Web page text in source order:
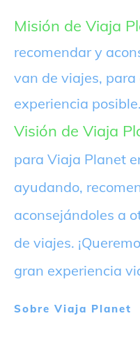
Misión de Viaja
recomendar y
van de viajes,
experiencia posible.
Visión de Viaja
para Viaja Planet
ayudando,
aconsejándoles a
de viajes.
gran experiencia
Sobre Viaja Planet